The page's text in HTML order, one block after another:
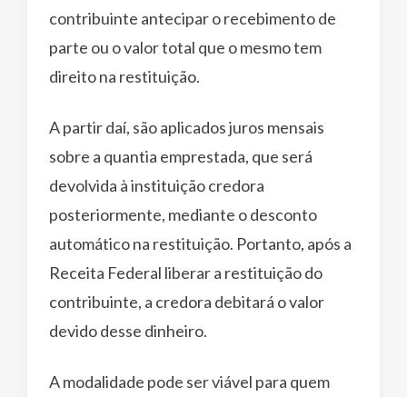
contribuinte antecipar o recebimento de
parte ou o valor total que o mesmo tem
direito na restituição.
A partir daí, são aplicados juros mensais
sobre a quantia emprestada, que será
devolvida à instituição credora
posteriormente, mediante o desconto
automático na restituição. Portanto, após a
Receita Federal liberar a restituição do
contribuinte, a credora debitará o valor
devido desse dinheiro.
A modalidade pode ser viável para quem